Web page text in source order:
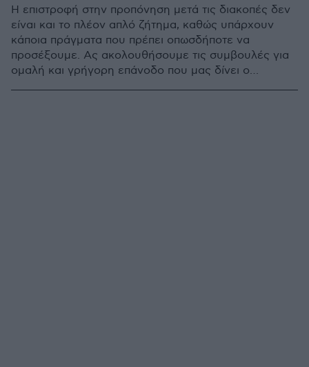
Η επιστροφή στην προπόνηση μετά τις διακοπές δεν
είναι και το πλέον απλό ζήτημα, καθώς υπάρχουν
κάποια πράγματα που πρέπει οπωσδήποτε να
προσέξουμε. Ας ακολουθήσουμε τις συμβουλές για
ομαλή και γρήγορη επάνοδο που μας δίνει ο